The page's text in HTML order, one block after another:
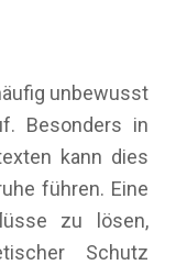
unbewusst
Besonders in
kann dies
führen. Eine
zu lösen,
Schutz